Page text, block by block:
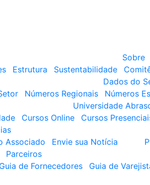
Sobre
Estrutura Sustentabilidade
Dados do
Números Regionais Números
Universidade
Cursos Online Cursos
Associado Envie sua Notícia
Parceiros
Guia de Fornecedores Guia de